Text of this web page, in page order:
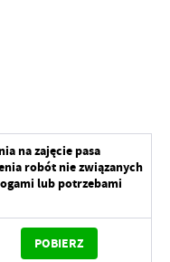
na zajęcie pasa
robót nie związanych
lub potrzebami
POBIERZ